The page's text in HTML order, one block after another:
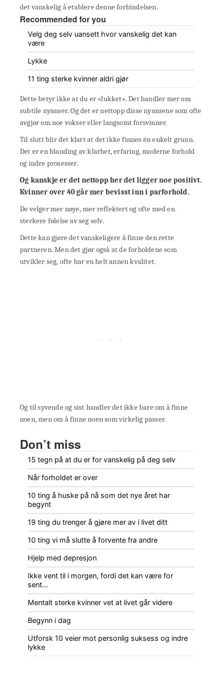
det vanskelig å etablere denne forbindelsen.
Recommended for you
Velg deg selv uansett hvor vanskelig det kan
være
Lykke
11 ting sterke kvinner aldri gjør
Dette betyr ikke at du er «lukket». Det handler mer om
subtile nyanser. Og det er nettopp disse nyansene som ofte
avgjør om noe vokser eller langsomt forsvinner.
Til slutt blir det klart at det ikke finnes én enkelt grunn.
Det er en blanding av klarhet, erfaring, moderne forhold
og indre prosesser.
Og kanskje er det nettopp her det ligger noe positivt.
Kvinner over 40 går mer bevisst inn i parforhold.
De velger mer nøye, mer reflektert og ofte med en
sterkere følelse av seg selv.
Dette kan gjøre det vanskeligere å finne den rette
partneren. Men det gjør også at de forholdene som
utvikler seg, ofte har en helt annen kvalitet.
Og til syvende og sist handler det ikke bare om å finne
noen, men om å finne noen som virkelig passer.
Don’t miss
15 tegn på at du er for vanskelig på deg selv
Når forholdet er over
10 ting å huske på nå som det nye året har
begynt
19 ting du trenger å gjøre mer av i livet ditt
10 ting vi må slutte å forvente fra andre
Hjelp med depresjon
Ikke vent til i morgen, fordi det kan være for
sent…
Mentalt sterke kvinner vet at livet går videre
Begynn i dag
Utforsk 10 veier mot personlig suksess og indre
lykke